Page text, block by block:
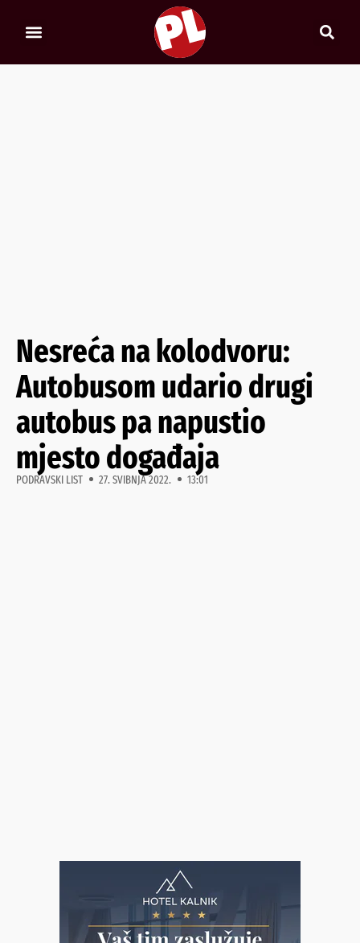
Nesreća na kolodvoru:
Autobusom udario drugi
autobus pa napustio
mjesto događaja
PODRAVSKI LIST 27. SVIBNJA 2022. 13:01